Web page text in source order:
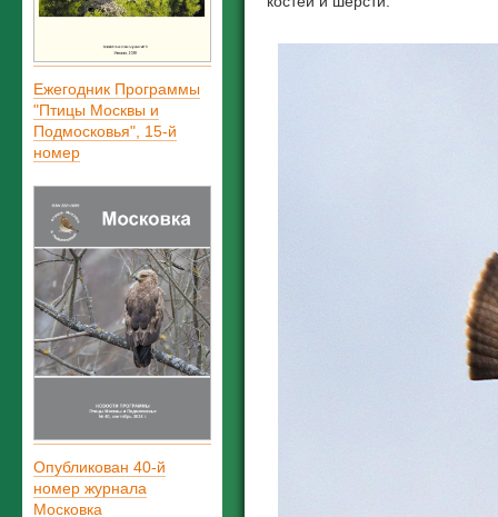
Ежегодник Программы
"Птицы Москвы и
Подмосковья", 15-й
номер
Опубликован 40-й
номер журнала
Московка